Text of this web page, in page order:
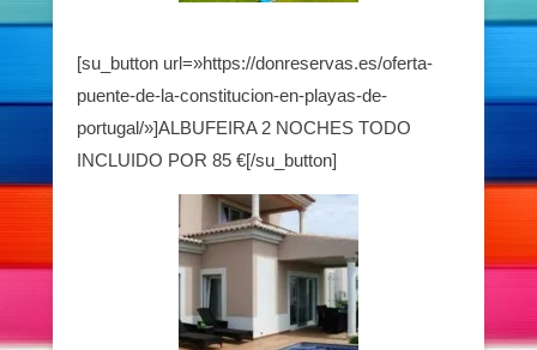
[su_button url=»https://donreservas.es/oferta-
puente-de-la-constitucion-en-playas-de-
portugal/»]ALBUFEIRA 2 NOCHES TODO
INCLUIDO POR 85 €[/su_button]